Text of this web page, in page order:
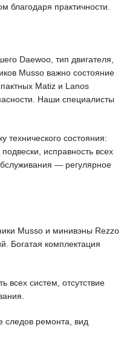
благодаря практичности.
Daewoo, тип двигателя,
Musso важно состояние
Matiz и Lanos
Наши специалисты
технического состояния:
исправность всех
— регулярное
Musso и минивэны Rezzo
Богатая комплектация
всех систем, отсутствие
следов ремонта, вид